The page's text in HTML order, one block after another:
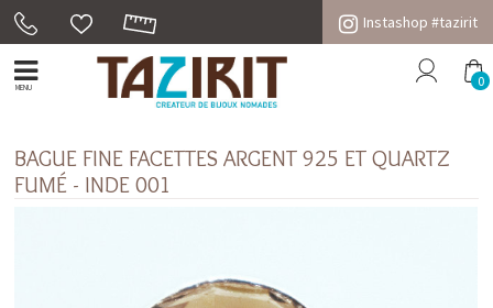
Instashop #tazirit
MENU 0
BAGUE FINE FACETTES ARGENT 925 ET QUARTZ
FUMÉ - INDE 001